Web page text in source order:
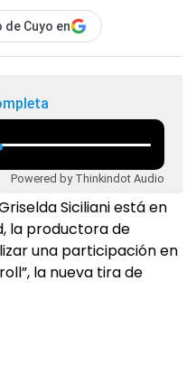
de Cuyo en
Powered by Thinkindot Audio
Siciliani está en
la productora de
una participación en
la nueva tira de